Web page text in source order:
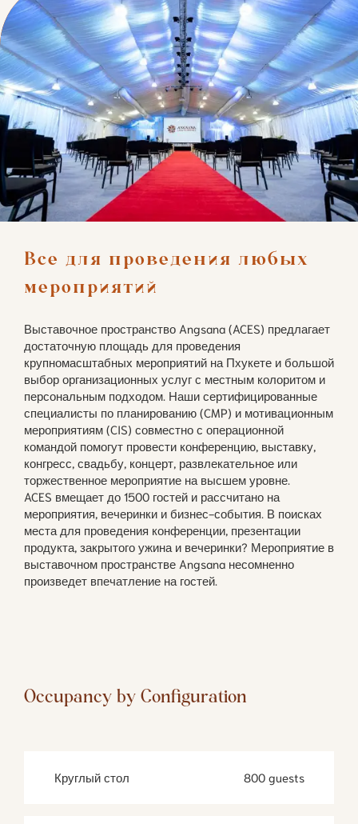
Все для проведения любых
мероприятий
Выставочное пространство Angsana (ACES) предлагает
достаточную площадь для проведения
крупномасштабных мероприятий на Пхукете и большой
выбор организационных услуг с местным колоритом и
персональным подходом. Наши сертифицированные
специалисты по планированию (CMP) и мотивационным
мероприятиям (CIS) совместно с операционной
командой помогут провести конференцию, выставку,
конгресс, свадьбу, концерт, развлекательное или
торжественное мероприятие на высшем уровне.
ACES вмещает до 1500 гостей и рассчитано на
мероприятия, вечеринки и бизнес-события. В поисках
места для проведения конференции, презентации
продукта, закрытого ужина и вечеринки? Мероприятие в
выставочном пространстве Angsana несомненно
произведет впечатление на гостей.
Occupancy by Configuration
Круглый стол 800 guests